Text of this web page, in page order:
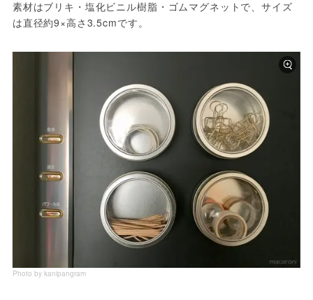
素材はブリキ・塩化ビニル樹脂・ゴムマグネットで、サイズ
は直径約9×高さ3.5cmです。
Photo by kanipangram